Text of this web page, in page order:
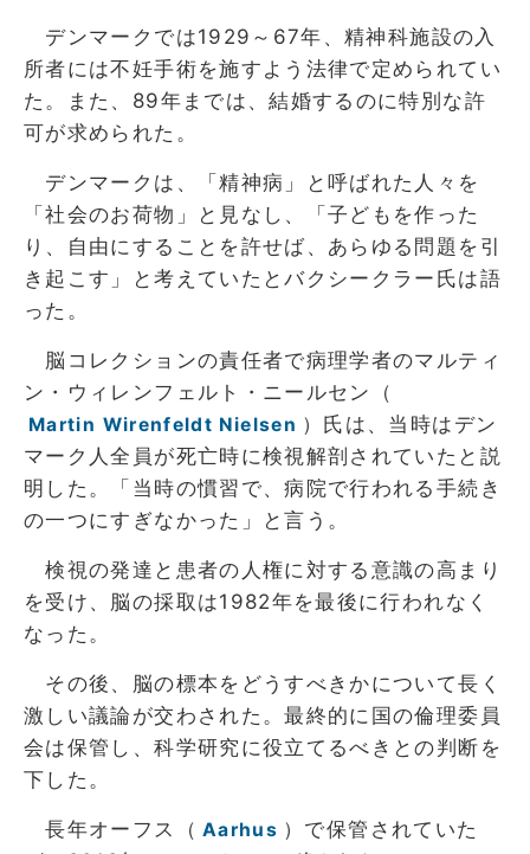
デンマークでは1929～67年、精神科施設の入
所者には不妊手術を施すよう法律で定められてい
た。また、89年までは、結婚するのに特別な許
可が求められた。
デンマークは、「精神病」と呼ばれた人々を
「社会のお荷物」と見なし、「子どもを作った
り、自由にすることを許せば、あらゆる問題を引
き起こす」と考えていたとバクシークラー氏は語
った。
脳コレクションの責任者で病理学者のマルティ
ン・ウィレンフェルト・ニールセン（
Martin Wirenfeldt Nielsen ）氏は、当時はデン
マーク人全員が死亡時に検視解剖されていたと説
明した。「当時の慣習で、病院で行われる手続き
の一つにすぎなかった」と言う。
検視の発達と患者の人権に対する意識の高まり
を受け、脳の採取は1982年を最後に行われなく
なった。
その後、脳の標本をどうすべきかについて長く
激しい議論が交わされた。最終的に国の倫理委員
会は保管し、科学研究に役立てるべきとの判断を
下した。
長年オーフス（ Aarhus ）で保管されていた